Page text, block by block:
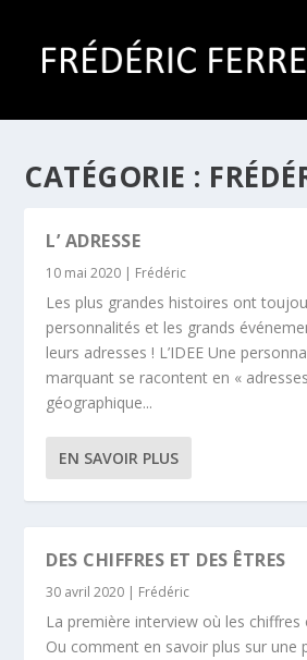
CATÉGORIE :
L’ ADRESSE
10 mai 2020 | Frédéric
Les plus grandes histoires ont
personnalités et les grands
leurs adresses ! L’IDEE Une
marquant se racontent en « adresses
géographique...
EN SAVOIR PLUS
DES CHIFFRES ET DES ÊTRES
30 avril 2020 | Frédéric
La première interview où les
Ou comment en savoir plus sur une